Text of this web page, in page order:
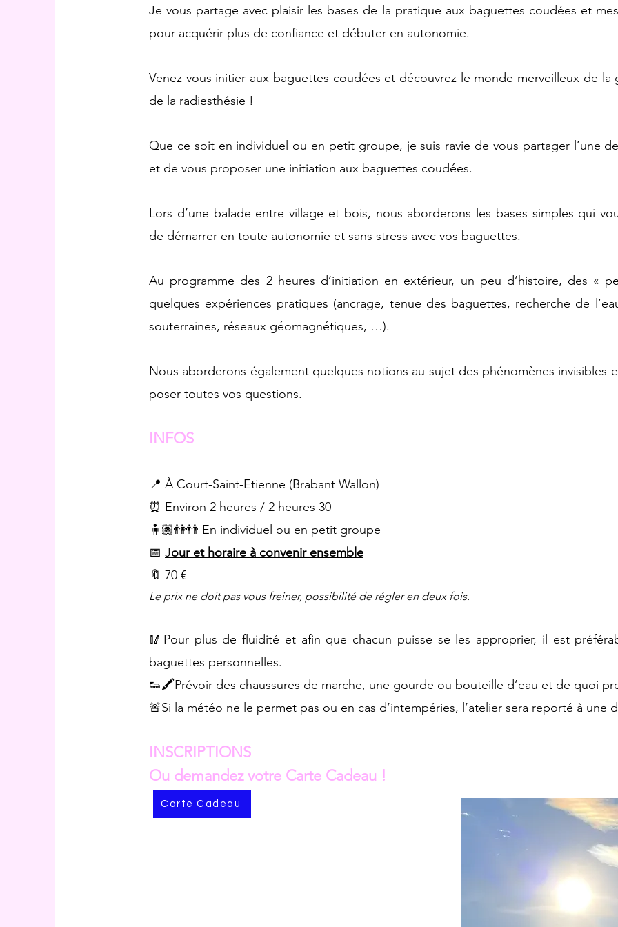
Je vous partage avec plaisir les bases de la pratique aux baguettes coudées et
pour acquérir plus de confiance et débuter en autonomie.
Venez vous initier aux baguettes coudées et découvrez le monde merveilleux de
de la radiesthésie !
Que ce soit en individuel ou en petit groupe, je suis ravie de vous partager l’une
et de vous proposer une initiation aux baguettes coudées.
Lors d’une balade entre village et bois, nous aborderons les bases simples qui
de démarrer en toute autonomie et sans stress avec vos baguettes.
Au programme des 2 heures d’initiation en extérieur, un peu d’histoire, des «
quelques expériences pratiques (ancrage, tenue des baguettes, recherche de
souterraines, réseaux géomagnétiques, …).
Nous aborderons également quelques notions au sujet des phénomènes invisibles
poser toutes vos questions.
INFOS
📍 À Court-Saint-Etienne (Brabant Wallon)
⏰ Environ 2 heures / 2 heures 30
🧍🏽👫👬 En individuel ou en petit groupe
📅 Jour et horaire à convenir ensemble
🔖 70 €
Le prix ne doit pas vous freiner, possibilité de régler en deux fois.
🥢Pour plus de fluidité et afin que chacun puisse se les approprier, il est
baguettes personnelles.
👟🖍️Prévoir des chaussures de marche, une gourde ou bouteille d’eau et de quoi
🚨Si la météo ne le permet pas ou en cas d’intempéries, l’atelier sera reporté à une
INSCRIPTIONS
Ou demandez votre Carte Cadeau !
Carte Cadeau